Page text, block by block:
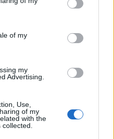
of my
my
Advertising.
Use,
of my
with the
szorításából az
új befektetési